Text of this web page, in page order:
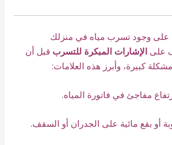
على وجود تسرب مياه في منزلك
علىالإشارات المبكرة للتسرب قبل أن
كبيرة، وأبرز هذه العلامات:
مفاجئ في فاتورة المياه.
أو بقع مائية على الجدران أو السقف.